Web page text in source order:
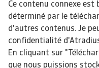
Ce contenu connexe
déterminé par le
d'autres contenus. Je
confidentialité
En cliquant sur
que nous puissions